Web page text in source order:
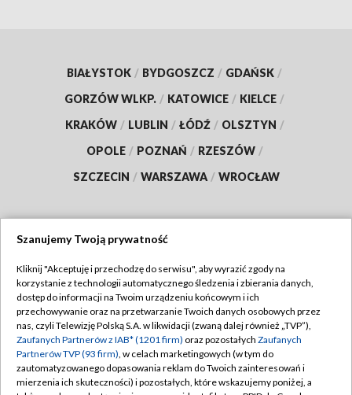
BIAŁYSTOK / BYDGOSZCZ / GDAŃSK /
GORZÓW WLKP. / KATOWICE / KIELCE /
KRAKÓW / LUBLIN / ŁÓDŹ / OLSZTYN /
OPOLE / POZNAŃ / RZESZÓW /
SZCZECIN / WARSZAWA / WROCŁAW
TVP
Abonament TVP
Emisja w TVP
Centrum informacji TVP
Naziemna Telewizja Cyfrowa
Regulamin TVP
Polityka prywatności
Moje zgody
Pomoc
Szanujemy Twoją prywatność
Kliknij "Akceptuję i przechodzę do serwisu", aby wyrazić zgody na
korzystanie z technologii automatycznego śledzenia i zbierania danych,
dostęp do informacji na Twoim urządzeniu końcowym i ich
przechowywanie oraz na przetwarzanie Twoich danych osobowych przez
nas, czyli Telewizję Polską S.A. w likwidacji (zwaną dalej również „TVP”),
Zaufanych Partnerów z IAB* (1201 firm) oraz pozostałych Zaufanych
Partnerów TVP (93 firm), w celach marketingowych (w tym do
zautomatyzowanego dopasowania reklam do Twoich zainteresowań i
mierzenia ich skuteczności) i pozostałych, które wskazujemy poniżej, a